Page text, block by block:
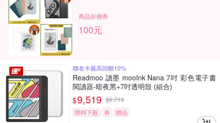
商品折價券
100元
聯名卡最高回饋10%
Readmoo 讀墨 mooInk Nana 7吋 彩色電子書
閱讀器-暗夜黑+7吋透明殼 (組合)
$9,519 $9,719
限時下殺
券 贈品